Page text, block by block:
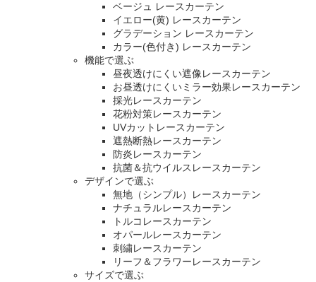
ベージュ レースカーテン
イエロー(黄) レースカーテン
グラデーション レースカーテン
カラー(色付き) レースカーテン
機能で選ぶ
昼夜透けにくい遮像レースカーテン
お昼透けにくいミラー効果レースカーテン
採光レースカーテン
花粉対策レースカーテン
UVカットレースカーテン
遮熱断熱レースカーテン
防炎レースカーテン
抗菌＆抗ウイルスレースカーテン
デザインで選ぶ
無地（シンプル）レースカーテン
ナチュラルレースカーテン
トルコレースカーテン
オパールレースカーテン
刺繍レースカーテン
リーフ＆フラワーレースカーテン
サイズで選ぶ